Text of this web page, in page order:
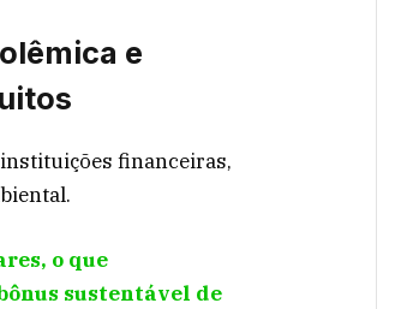
e
financeiras,
o que
sustentável de